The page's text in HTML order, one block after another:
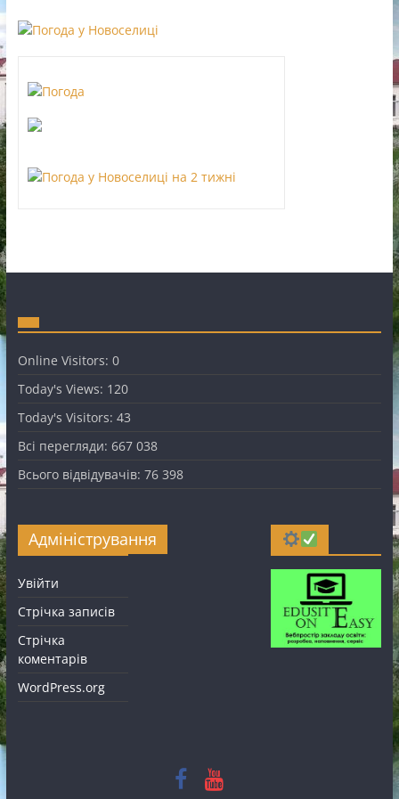
Online Visitors: 0
Today's Views: 120
Today's Visitors: 43
Всі перегляди: 667 038
Всього відвідувачів: 76 398
Адміністрування
Увійти
Стрічка записів
Стрічка
коментарів
WordPress.org